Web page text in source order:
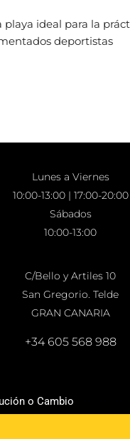
playa ideal para la
deportistas
Lunes a Viernes
10:00-13:00 | 17:00-20:00
Sábados
10:00-13:00
C/Bello y Artiles 10
San Gregorio. Telde
GRAN CANARIA
+34 605 568 988
o Cambio